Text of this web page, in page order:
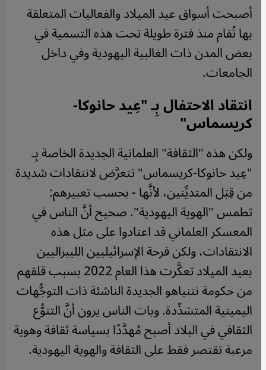
أصبحت أسواق عيد الميلاد والفعاليات المتعلقة
بها تُقام منذ فترة طويلة تحت هذه التسمية في
بعض المدن ذات الغالبية اليهودية وفي داخل
الجامعات.
انتقاد الاحتفال بِـ "عِيد حانوكا-
كريسماس"
ولكن هذه "الثقافة" العلمانية الجديدة الخاصة بِـ
"عِيد حانوكا-كريسماس" تتعرَّض لانتقادات شديدة
من قِبَل المتديِّنين، لأنَّها - بحسب تعبيرهم:
تطمس "الهوية اليهودية". صحيح أنَّ الناس في
المعسكر العلماني قد اعتادوا على مثل هذه
الانتقادات، ولكن فرحة الإسرائيليين الليبراليين
بعيد الميلاد تعكَّرت هذا العام 2022 بسبب قلقهم
من حكومة نتنياهو الجديدة الناشئة ذات التوجُّهات
اليمينية المتشدِّدة. وبات الناس يرون أنَّ التنوُّع
الثقافي في البلاد أصبح مُهدَّدًا بسياسة ثقافة وهوية
مرعبة تقتصر فقط على الثقافة والهوية اليهودية.